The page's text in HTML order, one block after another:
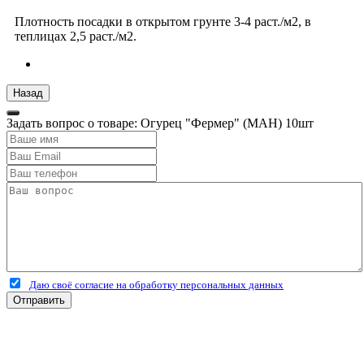
Плотность посадки в открытом грунте 3-4 раст./м2, в
теплицах 2,5 раст./м2.
Задать вопрос о товаре: Огурец "Фермер" (МАН) 10шт
Даю своё согласие на обработку персональных данных
Отправить